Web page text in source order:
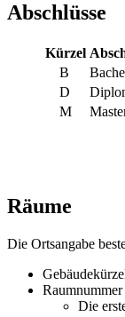
Abschlüsse
Kürzel
B
D
M
Räume
Die Ortsangabe
Raumnummer
Die